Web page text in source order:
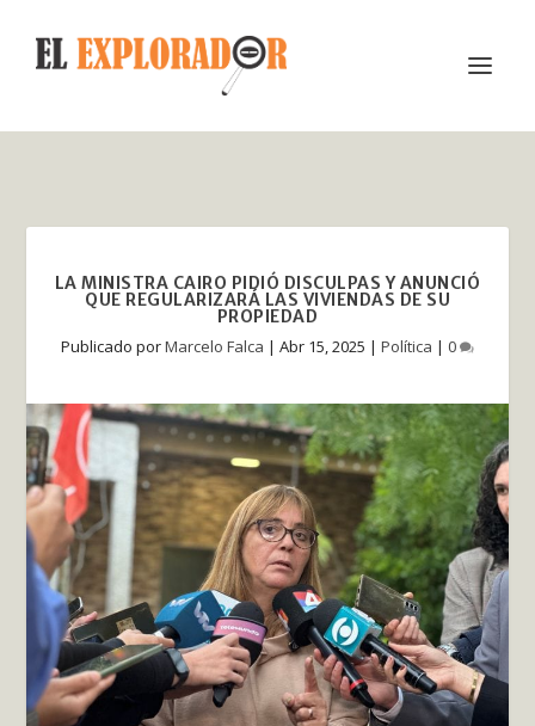
LA MINISTRA CAIRO PIDIÓ DISCULPAS Y ANUNCIÓ
QUE REGULARIZARÁ LAS VIVIENDAS DE SU
PROPIEDAD
Publicado porMarcelo Falca | Abr 15, 2025 | Política | 0